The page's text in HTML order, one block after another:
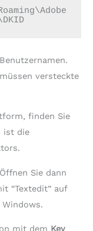
versteckte
finden Sie
ist die
Sie dann
“Textedit” auf
mit dem Key